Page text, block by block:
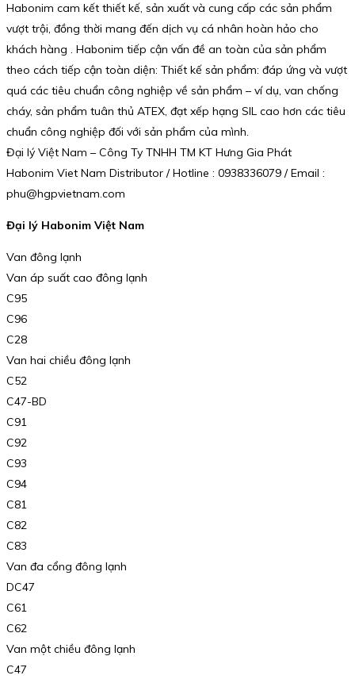
Habonim cam kết thiết kế, sản xuất và cung cấp các sản phẩm
vượt trội, đồng thời mang đến dịch vụ cá nhân hoàn hảo cho
khách hàng . Habonim tiếp cận vấn đề an toàn của sản phẩm
theo cách tiếp cận toàn diện: Thiết kế sản phẩm: đáp ứng và vượt
quá các tiêu chuẩn công nghiệp về sản phẩm – ví dụ, van chống
cháy, sản phẩm tuân thủ ATEX, đạt xếp hạng SIL cao hơn các tiêu
chuẩn công nghiệp đối với sản phẩm của mình.
Đại lý Việt Nam – Công Ty TNHH TM KT Hưng Gia Phát
Habonim Viet Nam Distributor / Hotline : 0938336079 / Email :
phu@hgpvietnam.com
Đại lý Habonim Việt Nam
Van đông lạnh
Van áp suất cao đông lạnh
C95
C96
C28
Van hai chiều đông lạnh
C52
C47-BD
C91
C92
C93
C94
C81
C82
C83
Van đa cổng đông lạnh
DC47
C61
C62
Van một chiều đông lạnh
C47